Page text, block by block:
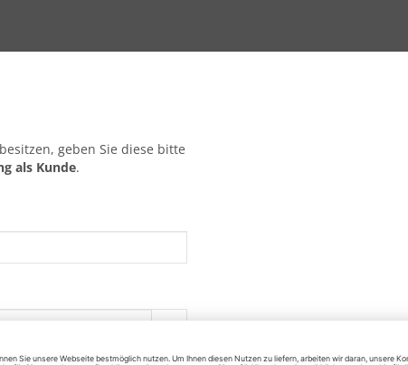
geben Sie diese bitte
als Kunde.